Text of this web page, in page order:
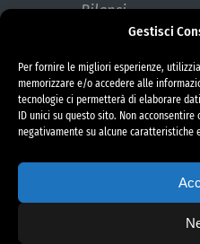
Gestisci
Per fornire le migliori esperienze,
memorizzare e/o accedere alle
tecnologie ci permetterà di elaborare
ID unici su questo sito. Non
negativamente su alcune caratteristiche
Bilanci
Bandi di gara
Responsabile